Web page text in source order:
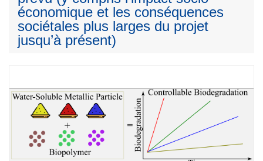
économique et les conséquences
sociétales plus larges du projet
jusqu’à présent)